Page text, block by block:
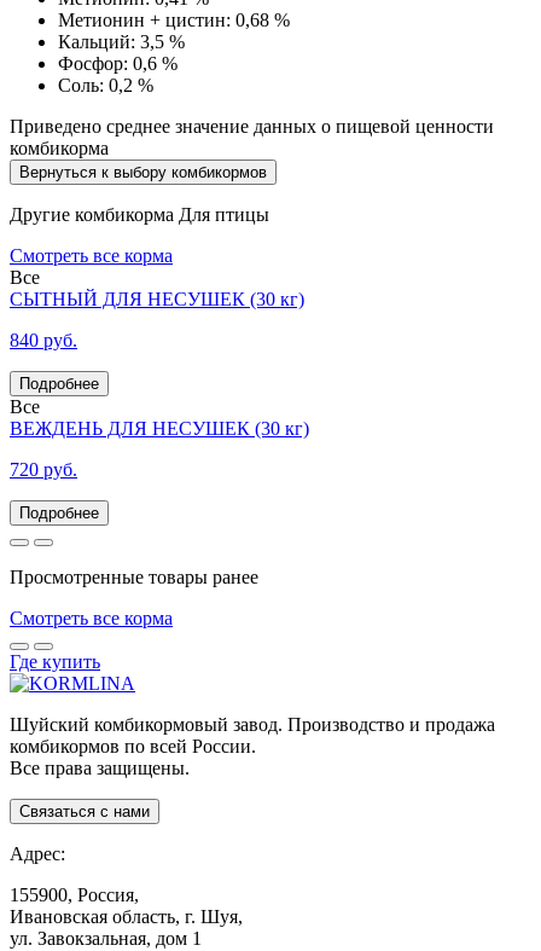
Метионин + цистин: 0,68 %
Кальций: 3,5 %
Фосфор: 0,6 %
Соль: 0,2 %
Приведено среднее значение данных о пищевой ценности
комбикорма
Вернуться к выбору комбикормов
Другие комбикорма Для птицы
Смотреть все корма
Все
СЫТНЫЙ ДЛЯ НЕСУШЕК (30 кг)
840 руб.
Все
ВЕЖДЕНЬ ДЛЯ НЕСУШЕК (30 кг)
720 руб.
Просмотренные товары ранее
Смотреть все корма
Где купить
Шуйский комбикормовый завод. Производство и продажа
комбикормов по всей России.
Все права защищены.
Связаться с нами
Адрес:
155900, Россия,
Ивановская область, г. Шуя,
ул. Завокзальная, дом 1